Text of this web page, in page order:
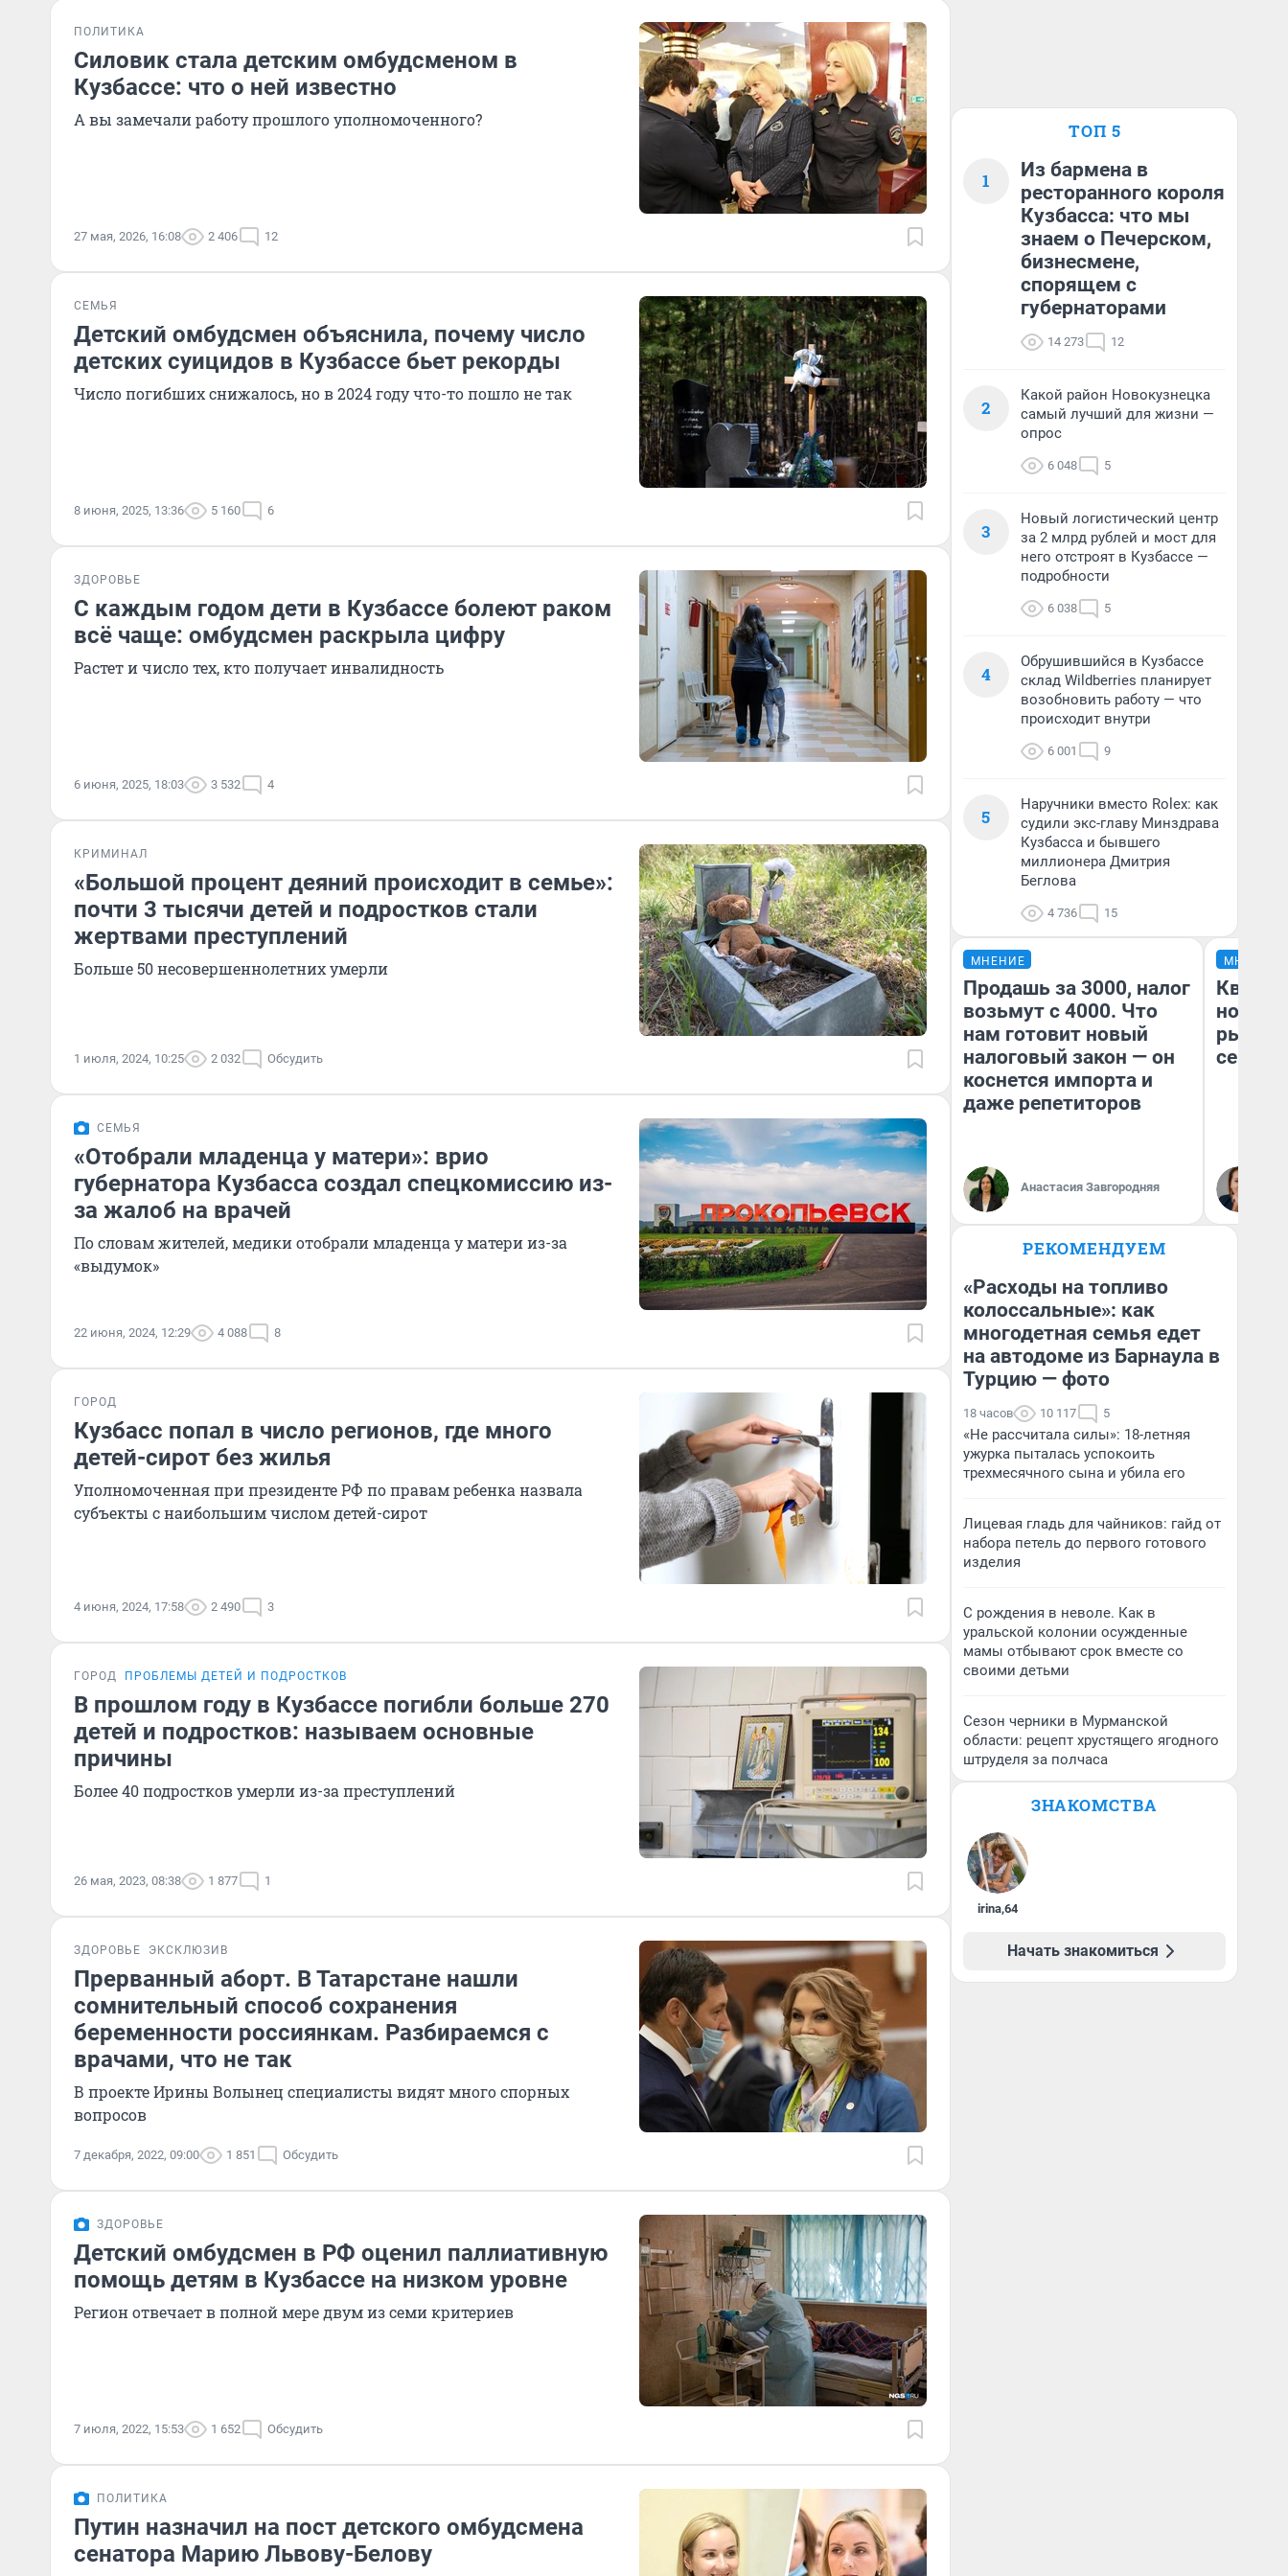
ПОЛИТИКА
Силовик стала детским омбудсменом в
Кузбассе: что о ней известно
А вы замечали работу прошлого уполномоченного?
27 мая, 2026, 16:08 2 406 12
СЕМЬЯ
Детский омбудсмен объяснила, почему число
детских суицидов в Кузбассе бьет рекорды
Число погибших снижалось, но в 2024 году что-то пошло не так
8 июня, 2025, 13:36 5 160 6
ЗДОРОВЬЕ
С каждым годом дети в Кузбассе болеют раком
всё чаще: омбудсмен раскрыла цифру
Растет и число тех, кто получает инвалидность
6 июня, 2025, 18:03 3 532 4
КРИМИНАЛ
«Большой процент деяний происходит в семье»:
почти 3 тысячи детей и подростков стали
жертвами преступлений
Больше 50 несовершеннолетних умерли
1 июля, 2024, 10:25 2 032 Обсудить
СЕМЬЯ
«Отобрали младенца у матери»: врио
губернатора Кузбасса создал спецкомиссию из-
за жалоб на врачей
По словам жителей, медики отобрали младенца у матери из-за
«выдумок»
22 июня, 2024, 12:29 4 088 8
ГОРОД
Кузбасс попал в число регионов, где много
детей-сирот без жилья
Уполномоченная при президенте РФ по правам ребенка назвала
субъекты с наибольшим числом детей-сирот
4 июня, 2024, 17:58 2 490 3
ГОРОД ПРОБЛЕМЫ ДЕТЕЙ И ПОДРОСТКОВ
В прошлом году в Кузбассе погибли больше 270
детей и подростков: называем основные
причины
Более 40 подростков умерли из-за преступлений
26 мая, 2023, 08:38 1 877 1
ЗДОРОВЬЕ ЭКСКЛЮЗИВ
Прерванный аборт. В Татарстане нашли
сомнительный способ сохранения
беременности россиянкам. Разбираемся с
врачами, что не так
В проекте Ирины Волынец специалисты видят много спорных
вопросов
7 декабря, 2022, 09:00 1 851 Обсудить
ЗДОРОВЬЕ
Детский омбудсмен в РФ оценил паллиативную
помощь детям в Кузбассе на низком уровне
Регион отвечает в полной мере двум из семи критериев
7 июля, 2022, 15:53 1 652 Обсудить
ПОЛИТИКА
Путин назначил на пост детского омбудсмена
сенатора Марию Львову-Белову
ТОП 5
1
Из бармена в
ресторанного короля
Кузбасса: что мы
знаем о Печерском,
бизнесмене,
спорящем с
губернаторами
14 273 12
2
Какой район Новокузнецка
самый лучший для жизни —
опрос
6 048 5
3
Новый логистический центр
за 2 млрд рублей и мост для
него отстроят в Кузбассе —
подробности
6 038 5
4
Обрушившийся в Кузбассе
склад Wildberries планирует
возобновить работу — что
происходит внутри
6 001 9
5
Наручники вместо Rolex: как
судили экс-главу Минздрава
Кузбасса и бывшего
миллионера Дмитрия
Беглова
4 736 15
МНЕНИЕ
Продашь за 3000, налог
возьмут с 4000. Что
нам готовит новый
налоговый закон — он
коснется импорта и
даже репетиторов
Анастасия Завгородняя
МНЕНИЕ
но
рынок
РЕКОМЕНДУЕМ
«Расходы на топливо
колоссальные»: как
многодетная семья едет
на автодоме из Барнаула в
Турцию — фото
18 часов 10 117 5
«Не рассчитала силы»: 18-летняя
ужурка пыталась успокоить
трехмесячного сына и убила его
Лицевая гладь для чайников: гайд от
набора петель до первого готового
изделия
С рождения в неволе. Как в
уральской колонии осужденные
мамы отбывают срок вместе со
своими детьми
Сезон черники в Мурманской
области: рецепт хрустящего ягодного
штруделя за полчаса
ЗНАКОМСТВА
irina,64
Начать знакомиться